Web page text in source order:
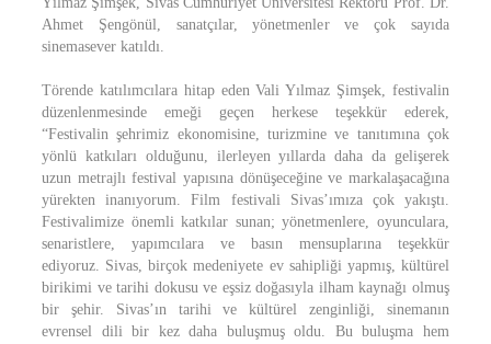
Ahmet Şengönül, sanatçılar, yönetmenler ve çok sayıda
sinemasever katıldı.
Törende katılımcılara hitap eden Vali Yılmaz Şimşek, festivalin
düzenlenmesinde emeği geçen herkese teşekkür ederek,
“Festivalin şehrimiz ekonomisine, turizmine ve tanıtımına çok
yönlü katkıları olduğunu, ilerleyen yıllarda daha da gelişerek
uzun metrajlı festival yapısına dönüşeceğine ve markalaşacağına
yürekten inanıyorum. Film festivali Sivas’ımıza çok yakıştı.
Festivalimize önemli katkılar sunan; yönetmenlere, oyunculara,
senaristlere, yapımcılara ve basın mensuplarına teşekkür
ediyoruz. Sivas, birçok medeniyete ev sahipliği yapmış, kültürel
birikimi ve tarihi dokusu ve eşsiz doğasıyla ilham kaynağı olmuş
bir şehir. Sivas’ın tarihi ve kültürel zenginliği, sinemanın
evrensel dili bir kez daha buluşmuş oldu. Bu buluşma hem